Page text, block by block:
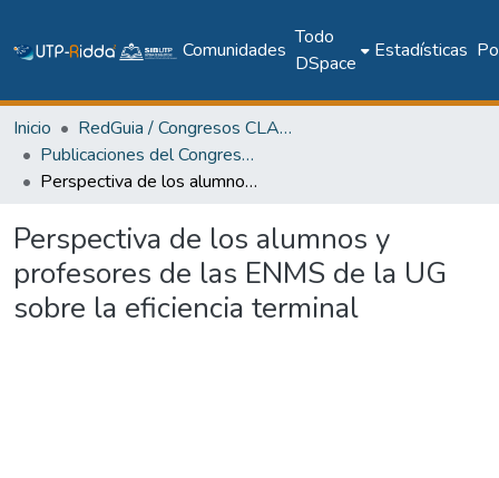
Comunidades
Todo
DSpace
Estadísticas
Inicio
RedGuia / Congresos CLABES
Publicaciones del Congreso Internacional CLABES
Perspectiva de los alumnos y profesores de las ENMS de la UG sobre la eficiencia terminal
Perspectiva de los alumnos y
profesores de las ENMS de la UG
sobre la eficiencia terminal